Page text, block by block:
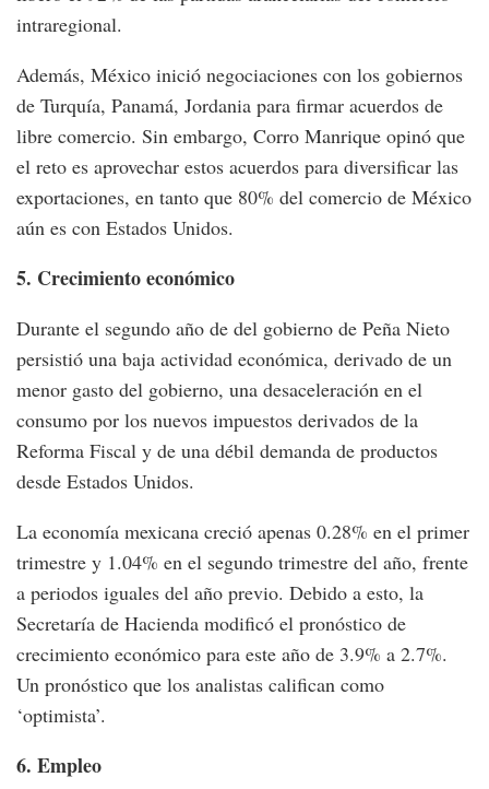
intraregional.
Además, México inició negociaciones con los gobiernos
de Turquía, Panamá, Jordania para firmar acuerdos de
libre comercio. Sin embargo, Corro Manrique opinó que
el reto es aprovechar estos acuerdos para diversificar las
exportaciones, en tanto que 80% del comercio de México
aún es con Estados Unidos.
5. Crecimiento económico
Durante el segundo año de del gobierno de Peña Nieto
persistió una baja actividad económica, derivado de un
menor gasto del gobierno, una desaceleración en el
consumo por los nuevos impuestos derivados de la
Reforma Fiscal y de una débil demanda de productos
desde Estados Unidos.
La economía mexicana creció apenas 0.28% en el primer
trimestre y 1.04% en el segundo trimestre del año, frente
a periodos iguales del año previo. Debido a esto, la
Secretaría de Hacienda modificó el pronóstico de
crecimiento económico para este año de 3.9% a 2.7%.
Un pronóstico que los analistas califican como
‘optimista’.
6. Empleo